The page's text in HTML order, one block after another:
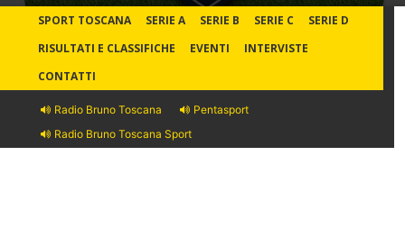
SPORT TOSCANA SERIE A SERIE B SERIE C
SERIE D
RISULTATI E CLASSIFICHE
EVENTI
INTERVISTE
CONTATTI
Radio Bruno Toscana
Pentasport
Radio Bruno Toscana Sport